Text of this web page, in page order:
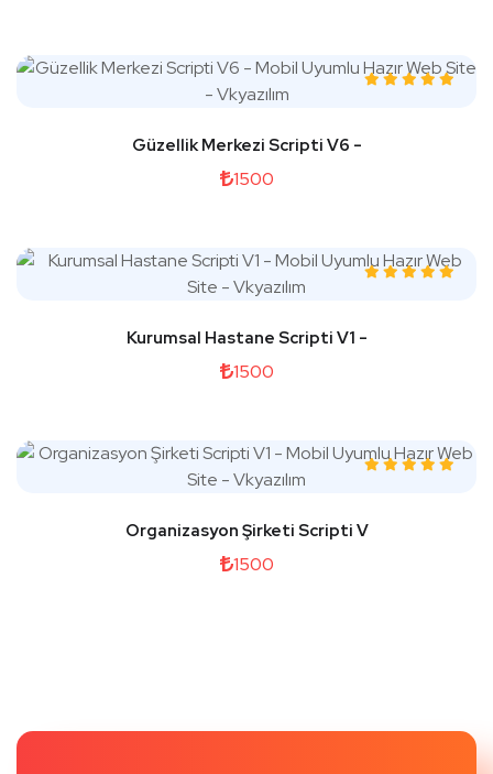
Güzellik Merkezi Scripti V6 -
1500
Kurumsal Hastane Scripti V1 -
1500
Organizasyon Şirketi Scripti V
1500